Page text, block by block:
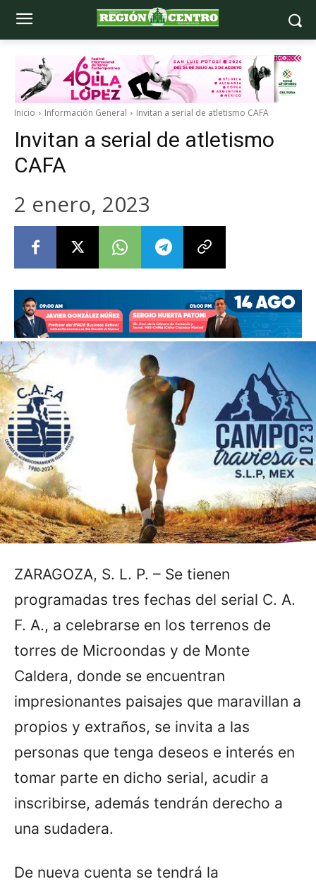
Inicio Información General Invitan a serial de atletismo CAFA
Invitan a serial de atletismo
CAFA
2 enero, 2023
ZARAGOZA, S. L. P. – Se tienen
programadas tres fechas del serial C. A.
F. A., a celebrarse en los terrenos de
torres de Microondas y de Monte
Caldera, donde se encuentran
impresionantes paisajes que maravillan a
propios y extraños, se invita a las
personas que tenga deseos e interés en
tomar parte en dicho serial, acudir a
inscribirse, además tendrán derecho a
una sudadera.
De nueva cuenta se tendrá la